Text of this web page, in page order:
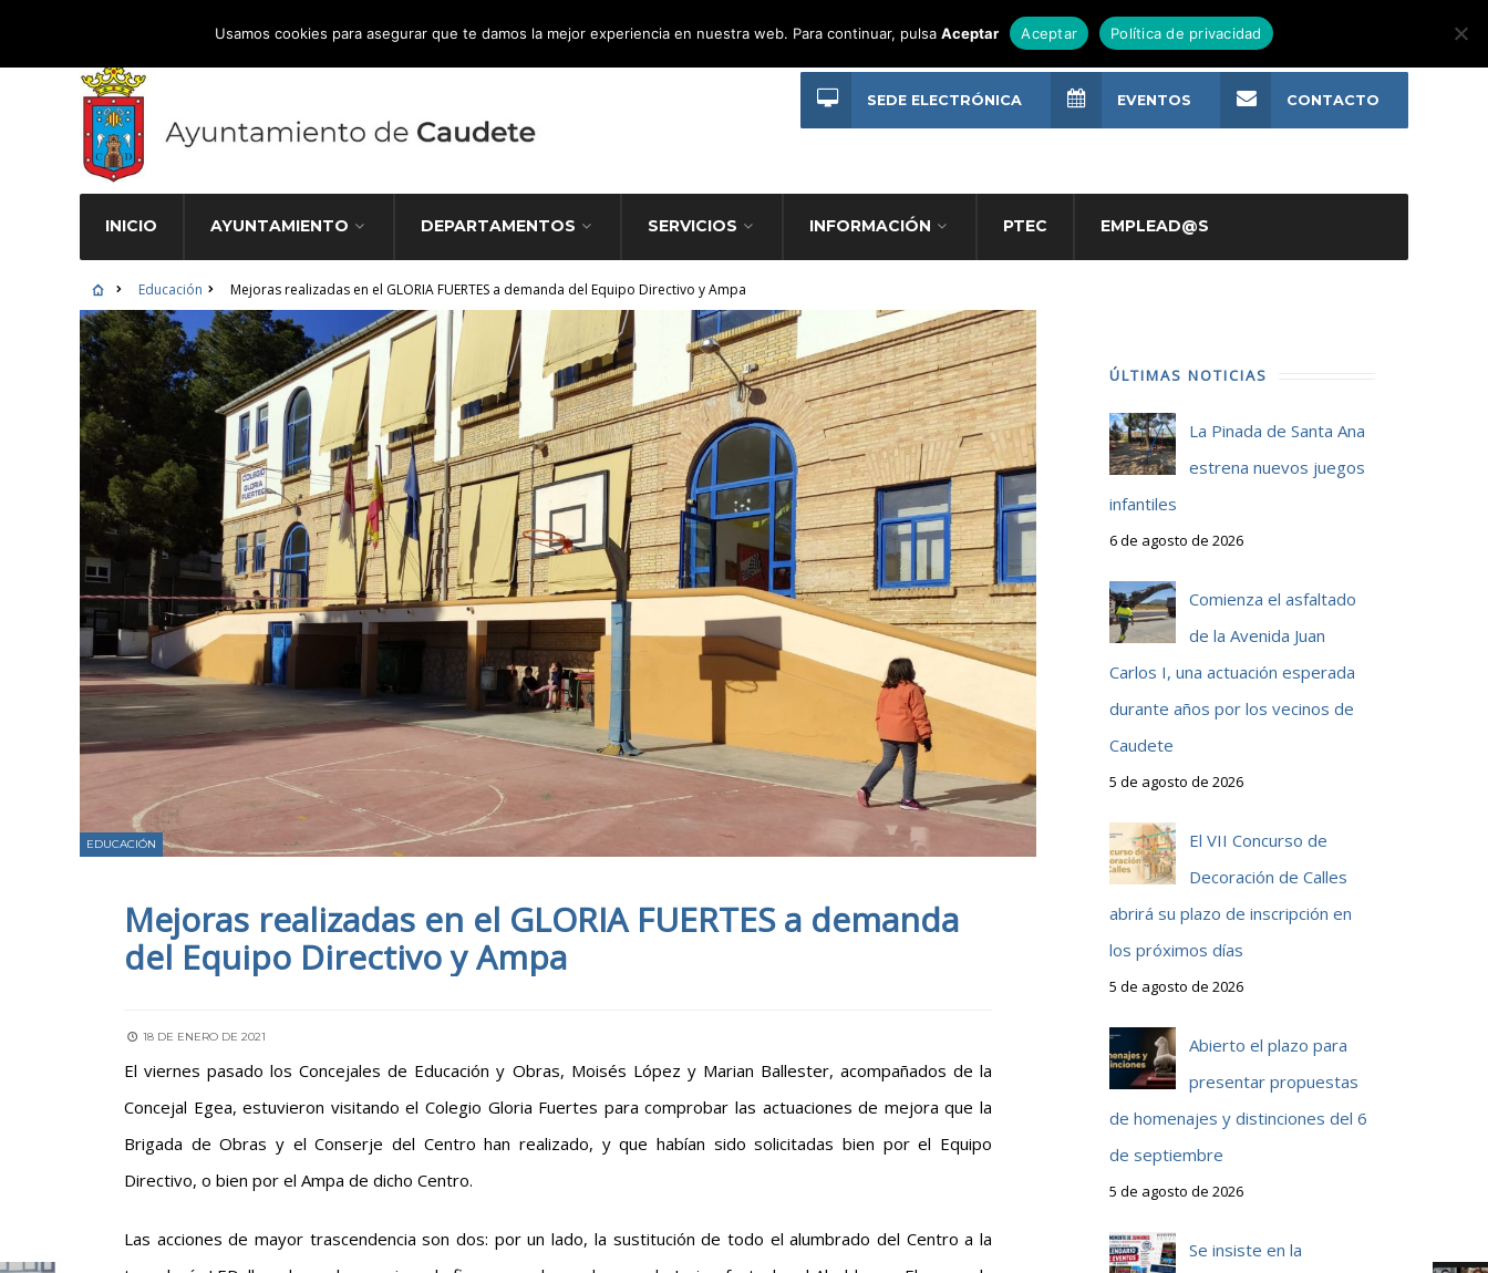
Atención Ciudadana 965 827 000
INICIO AYUNTAMIENTO DEPARTAMENTOS SERVICIOS INFORMACIÓN PTEC EMPLEAD@S
SEDE ELECTRÓNICA EVENTOS CONTACTO
Educación Mejoras realizadas en el GLORIA FUERTES a demanda del Equipo Directivo y Ampa
EDUCACIÓN
Mejoras realizadas en el GLORIA FUERTES a demanda
del Equipo Directivo y Ampa
18 DE ENERO DE 2021
El viernes pasado los Concejales de Educación y Obras, Moisés López y Marian Ballester, acompañados de la
Concejal Egea, estuvieron visitando el Colegio Gloria Fuertes para comprobar las actuaciones de mejora que la
Brigada de Obras y el Conserje del Centro han realizado, y que habían sido solicitadas bien por el Equipo
Directivo, o bien por el Ampa de dicho Centro.
Las acciones de mayor trascendencia son dos: por un lado, la sustitución de todo el alumbrado del Centro a la
ÚLTIMAS NOTICIAS
La Pinada de Santa Ana
estrena nuevos juegos
infantiles
6 de agosto de 2026
Comienza el asfaltado
de la Avenida Juan
Carlos I, una actuación esperada
durante años por los vecinos de
Caudete
5 de agosto de 2026
El VII Concurso de
Decoración de Calles
abrirá su plazo de inscripción en
los próximos días
5 de agosto de 2026
Abierto el plazo para
presentar propuestas
de homenajes y distinciones del 6
de septiembre
5 de agosto de 2026
Se insiste en la
Usamos cookies para asegurar que te damos la mejor experiencia en nuestra web. Para continuar, pulsaAceptar Aceptar Política de privacidad